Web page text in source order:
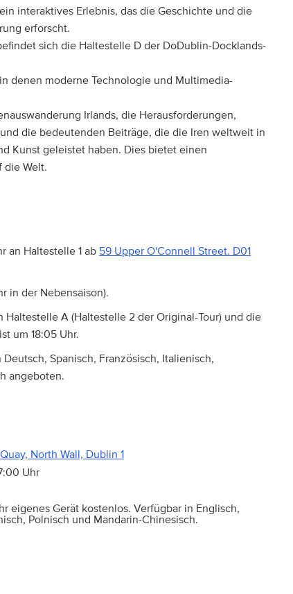
interaktives Erlebnis, das die Geschichte und die
erforscht.
sich die Haltestelle D der DoDublin-Docklands-
denen moderne Technologie und Multimedia-
Irlands, die Herausforderungen,
die bedeutenden Beiträge, die die Iren weltweit in
Kunst geleistet haben. Dies bietet einen
die Welt.
an Haltestelle 1 ab 59 Upper O'Connell Street. D01
in der Nebensaison).
A (Haltestelle 2 der Original-Tour) und die
um 18:05 Uhr.
Spanisch, Französisch, Italienisch,
angeboten.
North Wall, Dublin 1
Uhr
eigenes Gerät kostenlos. Verfügbar in Englisch,
Polnisch und Mandarin-Chinesisch.